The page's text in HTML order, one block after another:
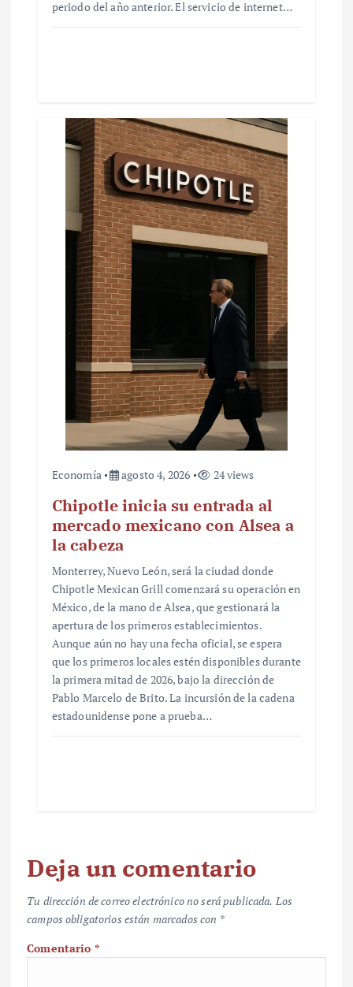
periodo del año anterior. El servicio de internet…
Economía agosto 4, 2026 24 views
Chipotle inicia su entrada al
mercado mexicano con Alsea a
la cabeza
Monterrey, Nuevo León, será la ciudad donde
Chipotle Mexican Grill comenzará su operación en
México, de la mano de Alsea, que gestionará la
apertura de los primeros establecimientos.
Aunque aún no hay una fecha oficial, se espera
que los primeros locales estén disponibles durante
la primera mitad de 2026, bajo la dirección de
Pablo Marcelo de Brito. La incursión de la cadena
estadounidense pone a prueba…
Deja un comentario
Tu dirección de correo electrónico no será publicada. Los
campos obligatorios están marcados con *
Comentario *